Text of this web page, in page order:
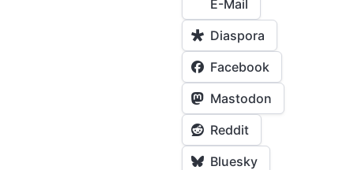
E-Mail
Diaspora
Facebook
Mastodon
Reddit
Bluesky